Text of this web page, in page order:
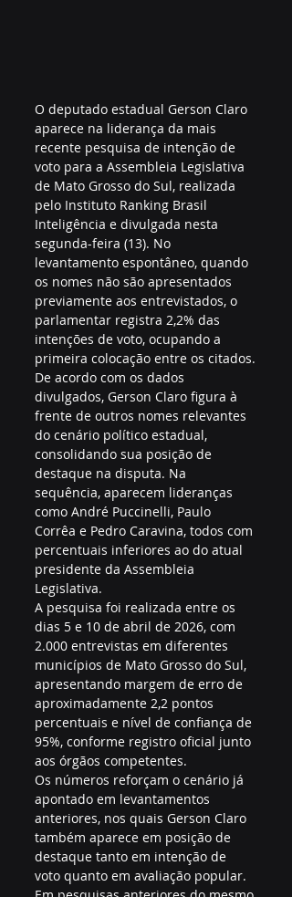
O deputado estadual Gerson Claro
aparece na liderança da mais
recente pesquisa de intenção de
voto para a Assembleia Legislativa
de Mato Grosso do Sul, realizada
pelo Instituto Ranking Brasil
Inteligência e divulgada nesta
segunda-feira (13). No
levantamento espontâneo, quando
os nomes não são apresentados
previamente aos entrevistados, o
parlamentar registra 2,2% das
intenções de voto, ocupando a
primeira colocação entre os citados.
De acordo com os dados
divulgados, Gerson Claro figura à
frente de outros nomes relevantes
do cenário político estadual,
consolidando sua posição de
destaque na disputa. Na
sequência, aparecem lideranças
como André Puccinelli, Paulo
Corrêa e Pedro Caravina, todos com
percentuais inferiores ao do atual
presidente da Assembleia
Legislativa.
A pesquisa foi realizada entre os
dias 5 e 10 de abril de 2026, com
2.000 entrevistas em diferentes
municípios de Mato Grosso do Sul,
apresentando margem de erro de
aproximadamente 2,2 pontos
percentuais e nível de confiança de
95%, conforme registro oficial junto
aos órgãos competentes.
Os números reforçam o cenário já
apontado em levantamentos
anteriores, nos quais Gerson Claro
também aparece em posição de
destaque tanto em intenção de
voto quanto em avaliação popular.